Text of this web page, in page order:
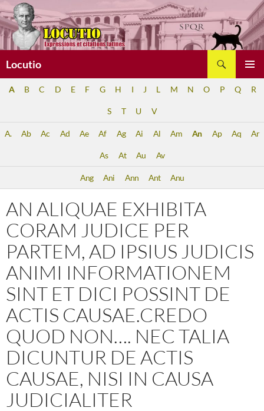
Aller
au
contenu
Locutio
A B C D E F G H I J L M N O P Q R
S T U V
A. Ab Ac Ad Ae Af Ag Ai Al Am An Ap Aq Ar
As At Au Av
Ang Ani Ann Ant Anu
AN ALIQUAE EXHIBITA
CORAM JUDICE PER
PARTEM, AD IPSIUS JUDICIS
ANIMI INFORMATIONEM
SINT ET DICI POSSINT DE
ACTIS CAUSAE.CREDO
QUOD NON…. NEC TALIA
DICUNTUR DE ACTIS
CAUSAE, NISI IN CAUSA
JUDICIALITER